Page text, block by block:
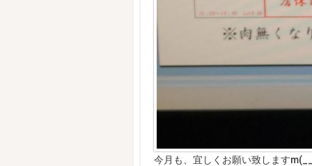
今月も、宜しくお願い致します